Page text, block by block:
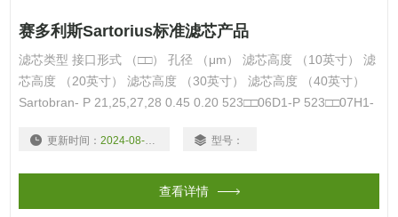
赛多利斯Sartorius标准滤芯产品
滤芯类型 接口形式 （□□） 孔径 （μm） 滤芯高度 （10英寸） 滤
芯高度 （20英寸） 滤芯高度 （30英寸） 滤芯高度 （40英寸）
Sartobran- P 21,25,27,28 0.45 0.20 523□□06D1-P 523□□07H1-
更新时间： 2024-08-18 型号：
查看详情